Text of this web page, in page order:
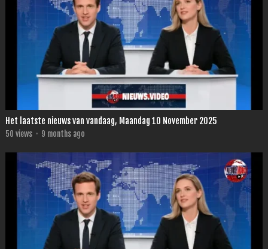
Het laatste nieuws van vandaag, Maandag 10 November 2025
50 views · 9 months ago